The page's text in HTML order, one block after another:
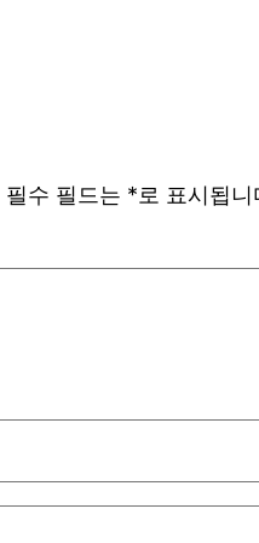
필수 필드는 *로 표시됩니